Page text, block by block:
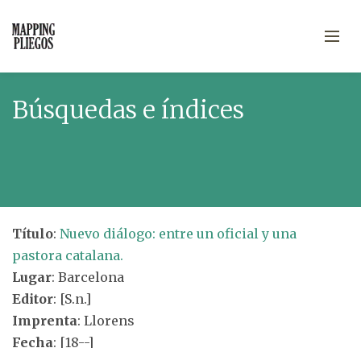
Búsquedas e índices
Título: Nuevo diálogo: entre un oficial y una
pastora catalana.
Lugar: Barcelona
Editor: [S.n.]
Imprenta: Llorens
Fecha: [18--]